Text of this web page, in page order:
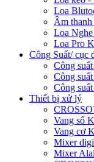
Loa
Âm
Loa
Loa Pro
Công Suất/ cục
Công
Công
Công
Thiết bị xử lý
Vang số
Vang cơ
Mixer
Mixer